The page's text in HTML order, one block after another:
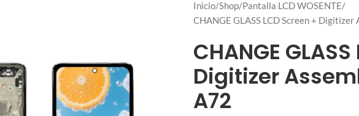
Inicio Shop Pantalla LCD WOSENTE
CHANGE GLASS LCD Screen +
CHANGE
Digitizer
A72